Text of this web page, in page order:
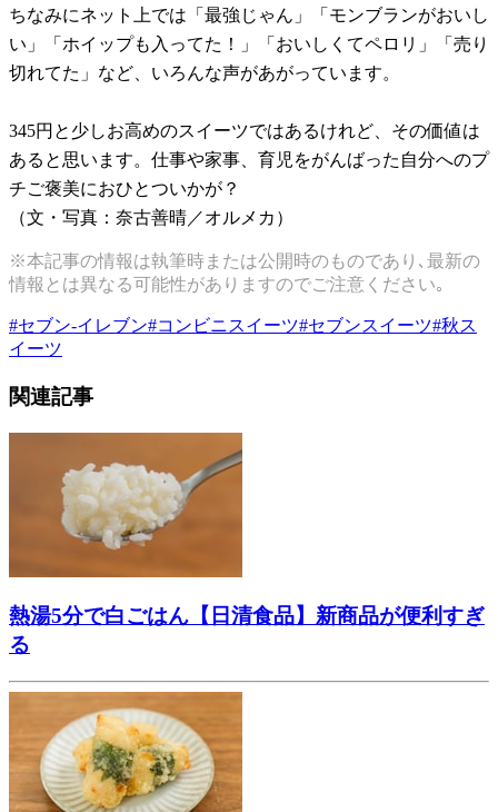
ちなみにネット上では「最強じゃん」「モンブランがおいし
い」「ホイップも入ってた！」「おいしくてペロリ」「売り
切れてた」など、いろんな声があがっています。
345円と少しお高めのスイーツではあるけれど、その価値は
あると思います。仕事や家事、育児をがんばった自分へのプ
チご褒美におひとついかが？
（文・写真：奈古善晴／オルメカ）
※本記事の情報は執筆時または公開時のものであり､最新の
情報とは異なる可能性がありますのでご注意ください｡
#セブン-イレブン#コンビニスイーツ#セブンスイーツ#秋ス
イーツ
関連記事
熱湯5分で白ごはん【日清食品】新商品が便利すぎ
る